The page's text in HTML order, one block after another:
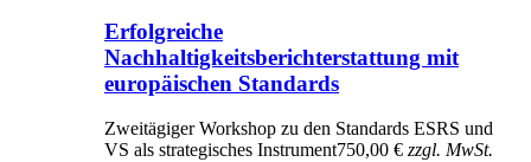
Erfolgreiche
Nachhaltigkeitsberichterstattung mit
europäischen Standards
Zweitägiger Workshop zu den Standards ESRS und
VS als strategisches Instrument750,00 € zzgl. MwSt.